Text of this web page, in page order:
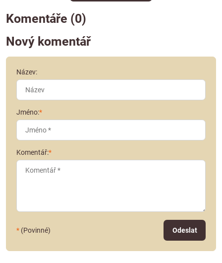
Komentáře (0)
Nový komentář
Název:
Jméno:*
Komentář:*
* (Povinné) Odeslat